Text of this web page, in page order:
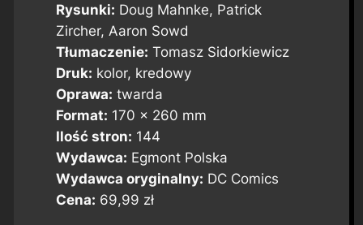
Rysunki: Doug Mahnke, Patrick
Zircher, Aaron Sowd
Tłumaczenie: Tomasz Sidorkiewicz
Druk: kolor, kredowy
Oprawa: twarda
Format: 170 x 260 mm
Ilość stron: 144
Wydawca: Egmont Polska
Wydawca oryginalny: DC Comics
Cena: 69,99 zł